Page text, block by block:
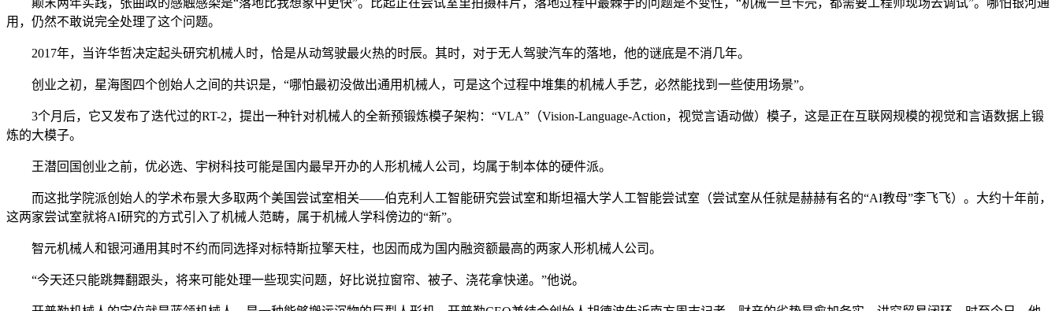
用，仍然不敢说完全处理了这个问题。
2017年，当许华哲决定起头研究机械人时，恰是从动驾驶最火热的时辰。其时，对于无人驾驶汽车的落地，他的谜底是不消几年。
创业之初，星海图四个创始人之间的共识是，“哪怕最初没做出通用机械人，可是这个过程中堆集的机械人手艺，必然能找到一些使用场景”。
3个月后，它又发布了迭代过的RT-2，提出一种针对机械人的全新预锻炼模子架构：“VLA”（Vision-Language-Action，视觉言语动做）模子，这是正在互联网规模的视觉和言语数据上锻
炼的大模子。
王潜回国创业之前，优必选、宇树科技可能是国内最早开办的人形机械人公司，均属于制本体的硬件派。
而这批学院派创始人的学术布景大多取两个美国尝试室相关——伯克利人工智能研究尝试室和斯坦福大学人工智能尝试室（尝试室从任就是赫赫有名的“AI教母”李飞飞）。大约十年前，
这两家尝试室就将AI研究的方式引入了机械人范畴，属于机械人学科傍边的“新”。
智元机械人和银河通用其时不约而同选择对标特斯拉擎天柱，也因而成为国内融资额最高的两家人形机械人公司。
“今天还只能跳舞翻跟头，将来可能处理一些现实问题，好比说拉窗帘、被子、浇花拿快递。”他说。